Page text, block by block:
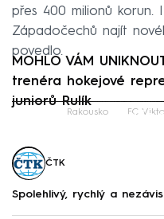
přes 400 milionů korun.
Západočechů najít
povedlo.
MOHLO VÁM
trenéra hokejové
juniorů Rulík
Rakousko FC
ČTK
Spolehlivý, rychlý a